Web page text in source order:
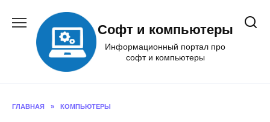
содержанию
Софт и компьютеры
Информационный портал про
софт и компьютеры
ГЛАВНАЯ » КОМПЬЮТЕРЫ